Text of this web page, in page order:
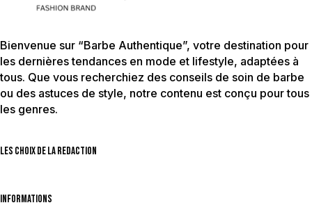
Bienvenue sur “Barbe Authentique”, votre destination pour
les dernières tendances en mode et lifestyle, adaptées à
tous. Que vous recherchiez des conseils de soin de barbe
ou des astuces de style, notre contenu est conçu pour tous
les genres.
Les choix de la redaction
Informations